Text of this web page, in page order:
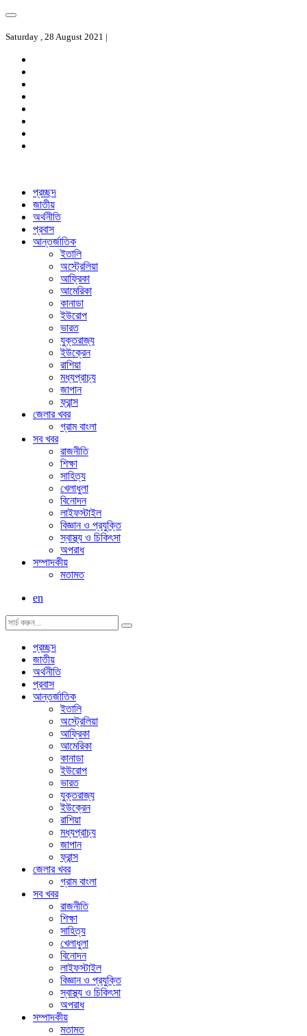
Saturday , 28 August 2021 |
প্রচ্ছদ
জাতীয়
অর্থনীতি
প্রবাস
আন্তর্জাতিক
ইতালি
অস্ট্রেলিয়া
আফ্রিকা
আমেরিকা
কানাডা
ইউরোপ
ভারত
যুক্তরাজ্য
ইউক্রেন
রাশিয়া
মধ্যপ্রাচ্য
জাপান
ফ্রান্স
জেলার খবর
গ্রাম বাংলা
সব খবর
রাজনীতি
শিক্ষা
সাহিত্য
খেলাধুলা
বিনোদন
লাইফস্টাইল
বিজ্ঞান ও প্রযুক্তি
স্বাস্থ্য ও চিকিৎসা
অপরাধ
সম্পাদকীয়
মতামত
en
প্রচ্ছদ
জাতীয়
অর্থনীতি
প্রবাস
আন্তর্জাতিক
ইতালি
অস্ট্রেলিয়া
আফ্রিকা
আমেরিকা
কানাডা
ইউরোপ
ভারত
যুক্তরাজ্য
ইউক্রেন
রাশিয়া
মধ্যপ্রাচ্য
জাপান
ফ্রান্স
জেলার খবর
গ্রাম বাংলা
সব খবর
রাজনীতি
শিক্ষা
সাহিত্য
খেলাধুলা
বিনোদন
লাইফস্টাইল
বিজ্ঞান ও প্রযুক্তি
স্বাস্থ্য ও চিকিৎসা
অপরাধ
সম্পাদকীয়
মতামত